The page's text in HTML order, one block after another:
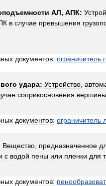
АЛ, АПК:
в случае превышения
документов: ограничитель
удара: Устройство
соприкосновения вершины
документов: ограничитель
Вещество предназначенное
с водой пены или пленки для
документов: